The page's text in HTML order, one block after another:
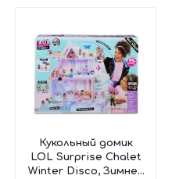
Кукольный домик
LOL Surprise Chalet
Winter Disco, Зимнее